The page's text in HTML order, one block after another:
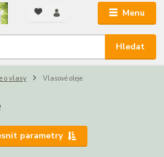
Menu
Hledat
o vlasy Vlasové oleje
parametry